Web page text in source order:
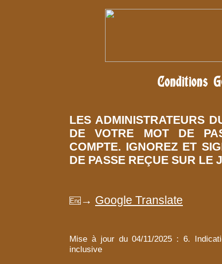
Conditions
LES ADMINISTRATEURS
DE VOTRE MOT DE
COMPTE. IGNOREZ ET
DE PASSE REÇUE SUR LE
→ Google Translate
Mise à jour du 04/11/2025 : 6.
inclusive